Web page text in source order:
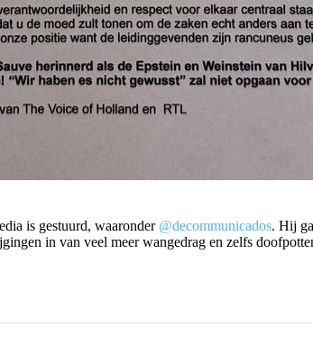
is gestuurd, waaronder @decommunicados. Hij
in van veel meer wangedrag en zelfs